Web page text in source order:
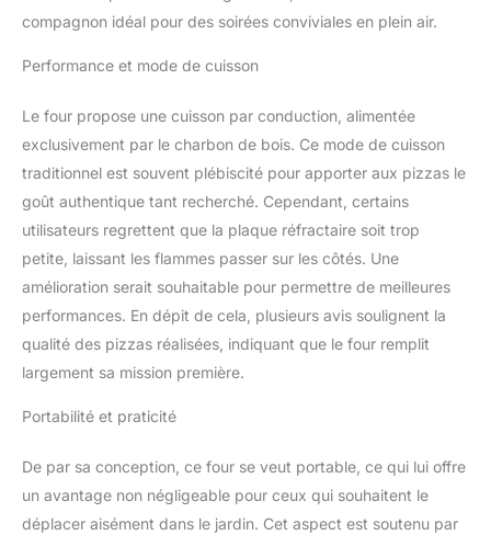
pizzeria gastronomique.
PORTABLE ET FACILE À
INSTALLER - La
rendent facilement
transportable, ce qui
vous permet de
l'emmener en camping,
n'importe quel
rassemblement en plein
air. JAUGE DE
TEMPÉRATURE - La
jauge de température a
été conçue pour être
précise et fournir une
des marquages clairs et
faciles à lire, vous
pouvez surveiller les
compagnon idéal pour des soirées conviviales en plein air.
Performance et mode de cuisson
Le four propose une cuisson par conduction, alimentée
exclusivement par le charbon de bois. Ce mode de cuisson
traditionnel est souvent plébiscité pour apporter aux pizzas le
goût authentique tant recherché. Cependant, certains
utilisateurs regrettent que la plaque réfractaire soit trop
petite, laissant les flammes passer sur les côtés. Une
amélioration serait souhaitable pour permettre de meilleures
performances. En dépit de cela, plusieurs avis soulignent la
qualité des pizzas réalisées, indiquant que le four remplit
largement sa mission première.
Portabilité et praticité
De par sa conception, ce four se veut portable, ce qui lui offre
un avantage non négligeable pour ceux qui souhaitent le
déplacer aisément dans le jardin. Cet aspect est soutenu par